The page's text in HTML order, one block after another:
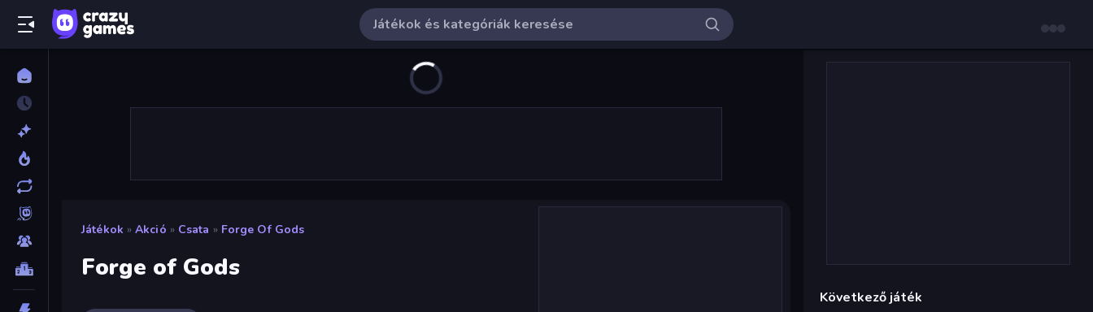
Játékok » Akció » Csata » Forge Of Gods
Forge of Gods
Következő játék